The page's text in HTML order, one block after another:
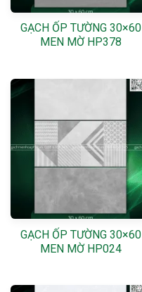
GẠCH ỐP TƯỜNG 30×60
MEN MỜ HP378
GẠCH ỐP TƯỜNG 30×60
MEN MỜ HP024